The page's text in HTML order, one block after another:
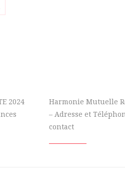
2024
Harmonie Mutuelle
– Adresse et
contact